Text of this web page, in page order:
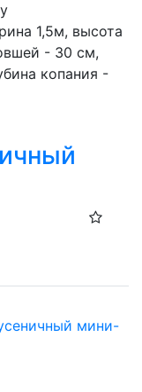
1,5м, высота
- 30 см,
копания -
мини-